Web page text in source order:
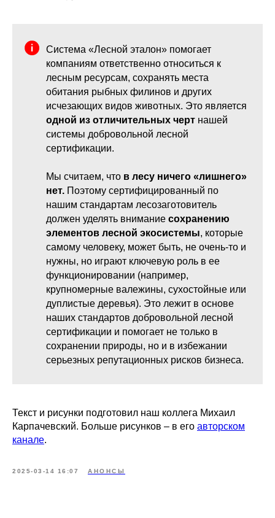
Система «Лесной эталон» помогает
компаниям ответственно относиться к
лесным ресурсам, сохранять места
обитания рыбных филинов и других
исчезающих видов животных. Это является
одной из отличительных черт нашей
системы добровольной лесной
сертификации.
Мы считаем, что в лесу ничего «лишнего»
нет. Поэтому сертифицированный по
нашим стандартам лесозаготовитель
должен уделять внимание сохранению
элементов лесной экосистемы, которые
самому человеку, может быть, не очень-то и
нужны, но играют ключевую роль в ее
функционировании (например,
крупномерные валежины, сухостойные или
дуплистые деревья). Это лежит в основе
наших стандартов добровольной лесной
сертификации и помогает не только в
сохранении природы, но и в избежании
серьезных репутационных рисков бизнеса.
Текст и рисунки подготовил наш коллега Михаил
Карпачевский. Больше рисунков – в его авторском
канале.
2025-03-14 16:07 АНОНСЫ